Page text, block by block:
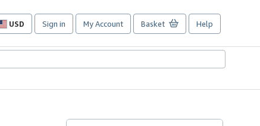
USD
Site
preferences
Sign in My Account Basket Help